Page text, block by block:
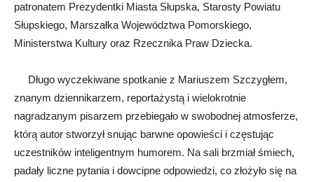
patronatem Prezydentki Miasta Słupska, Starosty Powiatu
Słupskiego, Marszałka Województwa Pomorskiego,
Ministerstwa Kultury oraz Rzecznika Praw Dziecka.
Długo wyczekiwane spotkanie z Mariuszem Szczygłem,
znanym dziennikarzem, reportażystą i wielokrotnie
nagradzanym pisarzem przebiegało w swobodnej atmosferze,
którą autor stworzył snując barwne opowieści i częstując
uczestników inteligentnym humorem. Na sali brzmiał śmiech,
padały liczne pytania i dowcipne odpowiedzi, co złożyło się na